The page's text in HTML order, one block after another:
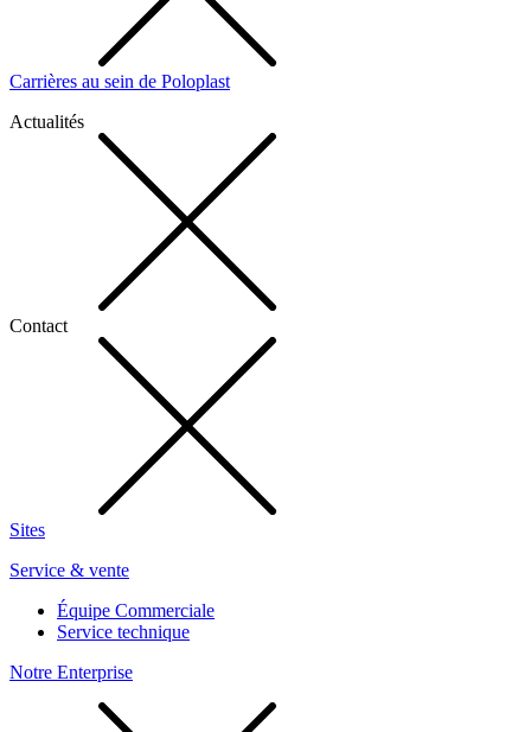
Carrières au sein de Poloplast
Actualités
Contact
Sites
Service & vente
Équipe Commerciale
Service technique
Notre Enterprise